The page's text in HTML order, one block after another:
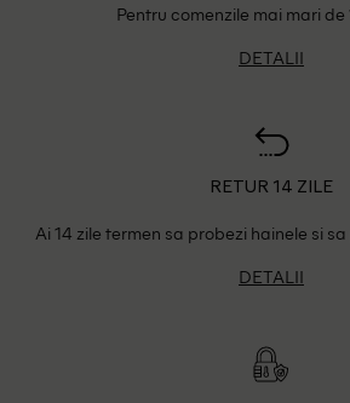
Pentru comenzile mai mari de
DETALII
RETUR 14 ZILE
Ai 14 zile termen sa probezi hainele si
DETALII